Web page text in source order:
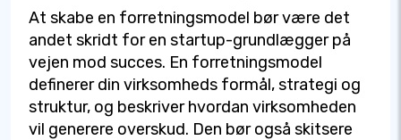
At skabe en forretningsmodel bør være det
andet skridt for en startup-grundlægger på
vejen mod succes. En forretningsmodel
definerer din virksomheds formål, strategi og
struktur, og beskriver hvordan virksomheden
vil generere overskud. Den bør også skitsere